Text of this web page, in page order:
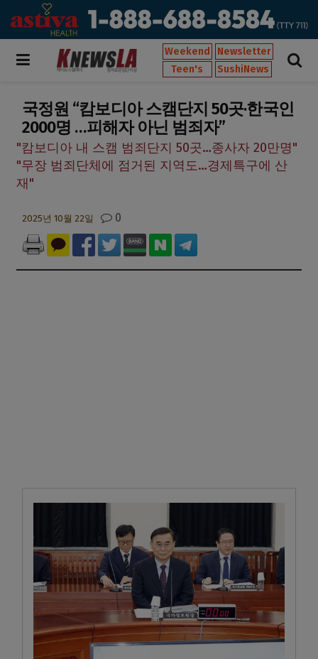
Weekend
Newsletter
Teen's
SushiNews
국정원 “캄보디아 스캠단지 50곳·한국인
2000명 …피해자 아닌 범죄자”
"캄보디아 내 스캠 범죄단지 50곳…종사자 20만명"
"무장 범죄단체에 점거된 지역도…경제특구에 산
재"
2025년 10월 22일 0